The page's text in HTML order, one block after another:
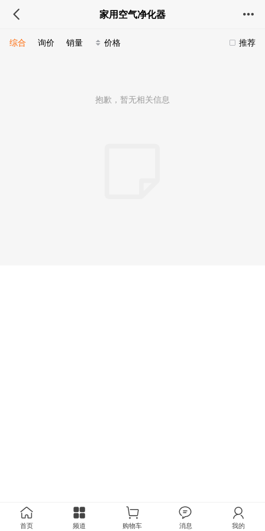
家用空气净化器
推荐
综合 询价 销量 价格
抱歉，暂无相关信息
首页 频道 购物车 消息 我的